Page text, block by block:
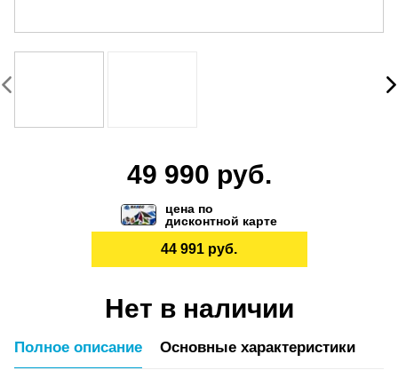
49 990 руб.
цена по
дисконтной карте
44 991 руб.
Нет в наличии
Полное описание Основные характеристики